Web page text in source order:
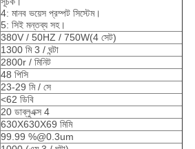
4: মানব ভয়েস প্রম্পট সিস্টেম।
5: সিই মন্তব্য সহ।
380V / 50HZ / 750W(4 সেট)
1300 মি 3 / ঘন্টা
2800r / মিনিট
48 পিসি
23-29 মি / সে
<62 ডিবি
20 ডাব্লুএক্স 4
630X630X69 মিমি
99.99 %@0.3um